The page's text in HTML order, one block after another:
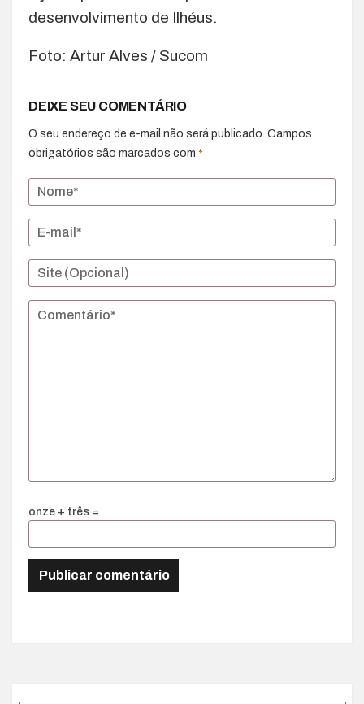
desenvolvimento de Ilhéus.
Foto: Artur Alves / Sucom
DEIXE SEU COMENTÁRIO
O seu endereço de e-mail não será publicado. Campos
obrigatórios são marcados com *
onze + três =